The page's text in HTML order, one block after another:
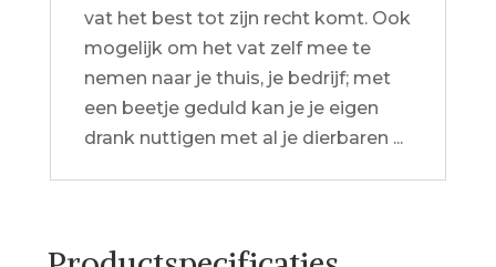
vat het best tot zijn recht komt. Ook
mogelijk om het vat zelf mee te
nemen naar je thuis, je bedrijf; met
een beetje geduld kan je je eigen
drank nuttigen met al je dierbaren ...